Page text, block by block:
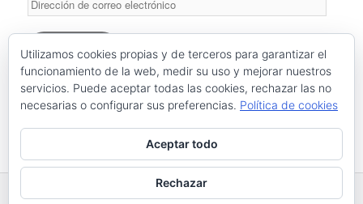
de
correo
Suscríbete
Únete a otros 46 suscriptores
RSS: Entradas
Utilizamos cookies propias y de terceros para garantizar el
funcionamiento de la web, medir su uso y mejorar nuestros
servicios. Puede aceptar todas las cookies, rechazar las no
necesarias o configurar sus preferencias. Política de cookies
Aceptar todo
Rechazar